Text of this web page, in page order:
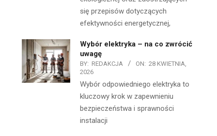
się przepisów dotyczących
efektywności energetycznej,
Wybór elektryka – na co zwrócić
uwagę
BY: REDAKCJA ON: 28 KWIETNIA,
2026
Wybór odpowiedniego elektryka to
kluczowy krok w zapewnieniu
bezpieczeństwa i sprawności
instalacji